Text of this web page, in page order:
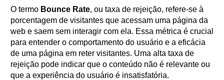
O termo Bounce Rate, ou taxa de rejeição, refere-se à
porcentagem de visitantes que acessam uma página da
web e saem sem interagir com ela. Essa métrica é crucial
para entender o comportamento do usuário e a eficácia
de uma página em reter visitantes. Uma alta taxa de
rejeição pode indicar que o conteúdo não é relevante ou
que a experiência do usuário é insatisfatória.